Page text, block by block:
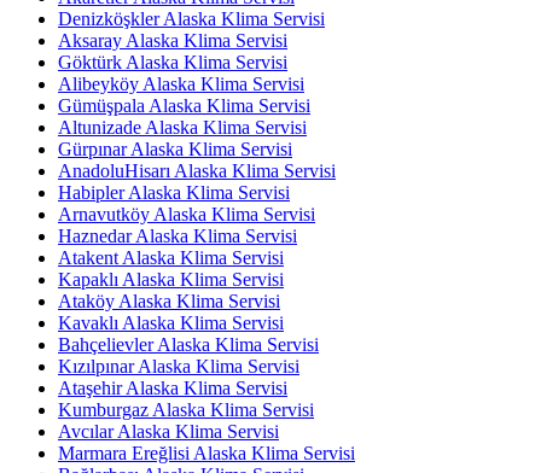
Denizköşkler Alaska Klima Servisi
Aksaray Alaska Klima Servisi
Göktürk Alaska Klima Servisi
Alibeyköy Alaska Klima Servisi
Gümüşpala Alaska Klima Servisi
Altunizade Alaska Klima Servisi
Gürpınar Alaska Klima Servisi
AnadoluHisarı Alaska Klima Servisi
Habipler Alaska Klima Servisi
Arnavutköy Alaska Klima Servisi
Haznedar Alaska Klima Servisi
Atakent Alaska Klima Servisi
Kapaklı Alaska Klima Servisi
Ataköy Alaska Klima Servisi
Kavaklı Alaska Klima Servisi
Bahçelievler Alaska Klima Servisi
Kızılpınar Alaska Klima Servisi
Ataşehir Alaska Klima Servisi
Kumburgaz Alaska Klima Servisi
Avcılar Alaska Klima Servisi
Marmara Ereğlisi Alaska Klima Servisi